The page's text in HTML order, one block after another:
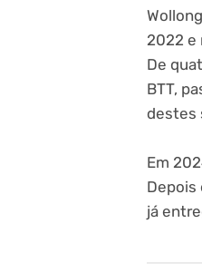
2022 e
De
BTT,
destes
Em
Depois
já